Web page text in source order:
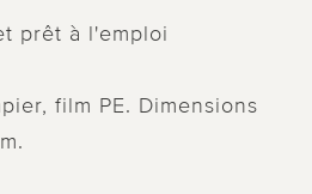
prêt à l'emploi
film PE. Dimensions